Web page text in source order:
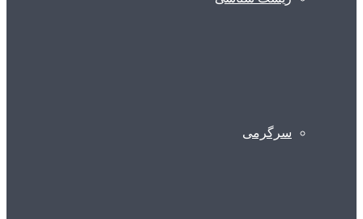
سرگرمی